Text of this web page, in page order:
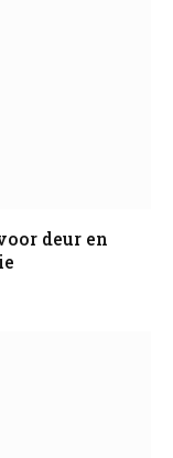
deur en